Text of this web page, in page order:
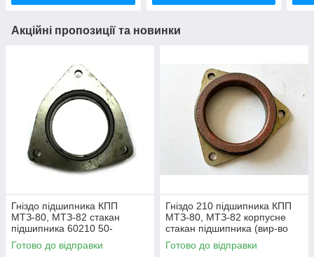
Акційні пропозиції та новинки
Гніздо підшипника КПП
МТЗ-80, МТЗ-82 стакан
підшипника 60210 50-
1701184 / 50-1701184-А
Готово до відправки
Гніздо 210 підшипника КПП
МТЗ-80, МТЗ-82 корпусне
стакан підшипника (вир-во
Білорусь) 50-1701184 / 50-
1701184-А
Готово до відправки